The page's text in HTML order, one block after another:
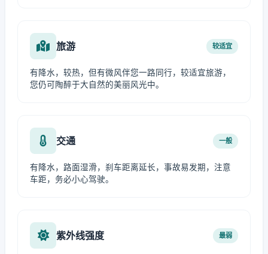
旅游 较适宜
有降水，较热，但有微风伴您一路同行，较适宜旅游，
您仍可陶醉于大自然的美丽风光中。
交通 一般
有降水，路面湿滑，刹车距离延长，事故易发期，注意
车距，务必小心驾驶。
紫外线强度 最弱